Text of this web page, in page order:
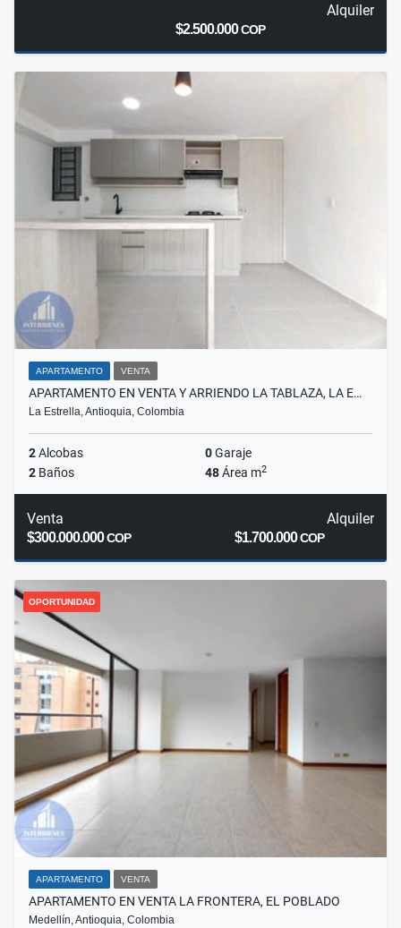
Alquiler
$2.500.000COP
APARTAMENTO VENTA
APARTAMENTO EN VENTA Y ARRIENDO LA TABLAZA, LA E…
La Estrella, Antioquia, Colombia
2Alcobas 0Garaje
2 Baños 48Área m2
Venta
$300.000.000COP
Alquiler
$1.700.000COP
OPORTUNIDAD
APARTAMENTO VENTA
APARTAMENTO EN VENTA LA FRONTERA, EL POBLADO
Medellín, Antioquia, Colombia